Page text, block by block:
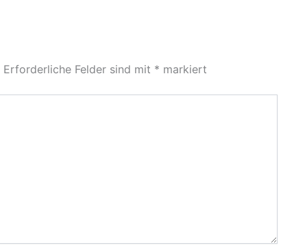
Erforderliche Felder sind mit * markiert